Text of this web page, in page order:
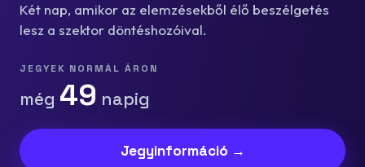
Két nap, amikor az elemzésekből élő beszélgetés
lesz a szektor döntéshozóival.
JEGYEK NORMÁL ÁRON
még 49 napig
Jegyinformáció →